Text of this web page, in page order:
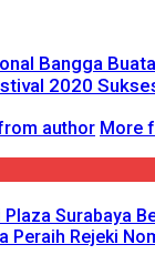
Bangga
2020
author More
Surabaya
Peraih Rejeki